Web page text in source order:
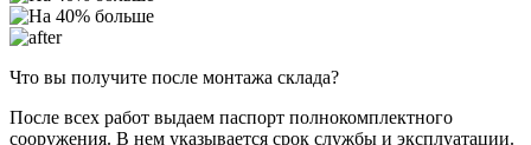
Что вы получите после монтажа склада?
После всех работ выдаем паспорт полнокомплектного
сооружения. В нем указывается срок службы и эксплуатации.